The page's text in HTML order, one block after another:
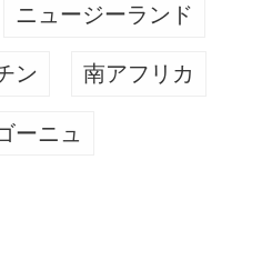
ニュージーランド
ン 南アフリカ
ーニュ